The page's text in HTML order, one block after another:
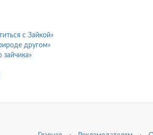
с Зайкой»
другом»